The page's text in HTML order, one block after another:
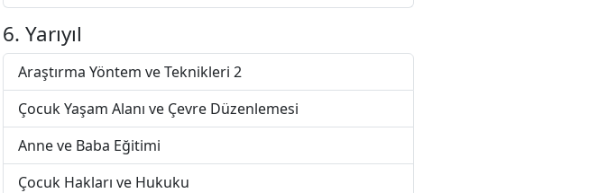
6. Yarıyıl
Araştırma Yöntem ve Teknikleri 2
Çocuk Yaşam Alanı ve Çevre Düzenlemesi
Anne ve Baba Eğitimi
Çocuk Hakları ve Hukuku